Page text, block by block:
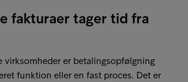
fakturaer tager tid fra
virksomheder er betalingsopfølgning
funktion eller en fast proces. Det er